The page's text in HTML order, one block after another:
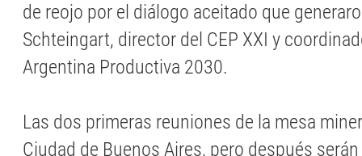
de reojo por el diálogo aceitado que
Schteingart, director del CEP XXI y
Argentina Productiva 2030.
Las dos primeras reuniones de la mesa
Ciudad de Buenos Aires, pero después